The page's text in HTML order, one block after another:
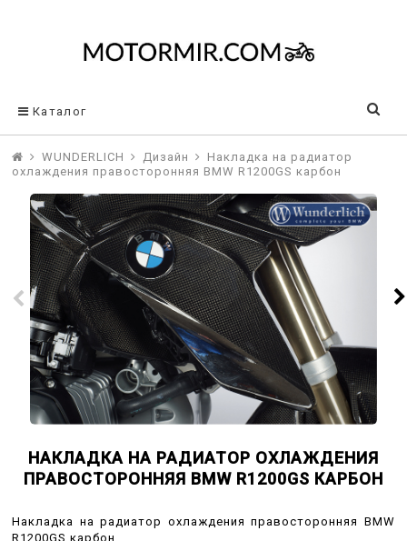
Каталог
WUNDERLICH Дизайн
Накладка на радиатор
охлаждения правосторонняя BMW R1200GS карбон
НАКЛАДКА НА РАДИАТОР ОХЛАЖДЕНИЯ
ПРАВОСТОРОННЯЯ BMW R1200GS КАРБОН
Накладка на радиатор охлаждения правосторонняя BMW
R1200GS карбон